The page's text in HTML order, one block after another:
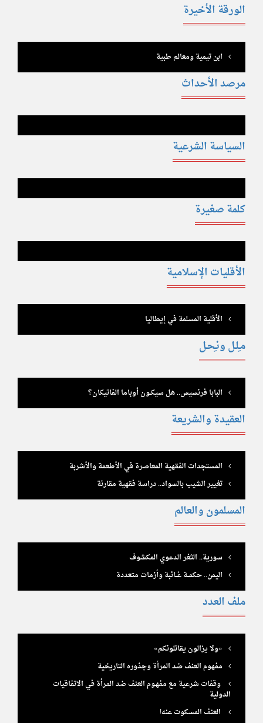
الورقة الأخيرة
ابن تيمية ومعالم طبية
مرصد الأحداث
السياسة الشرعية
كلمة صغيرة
الأقليات الإسلامية
الأقلية المسلمة في إيطاليا
مـِلـل ونـِحـل
البابا فرنسيس.. هل سيكــون أوباما الفاتيكان؟
العقيدة والشريعة
المستجدات الفقهية المعاصرة في الأطعمة والأشربة
تغيير الشيب بالسواد.. دراسة فقهية مقارنة
المسلمون والعالم
سورية.. الثغر الدعوي المكشوف
اليمن.. حكمـــة غـــائبة وأزمات متعددة
ملف العدد
«ولا يزالون يقاتلونكم»
مفهوم العنف ضد المرأة وجذوره التاريخية
وقفات شرعية مع مفهـوم العنف ضد المرأة في الاتفاقيات
الدولية
العنف المسكوت عنه!